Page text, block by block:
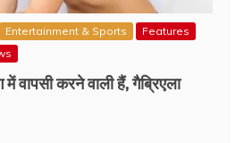
Entertainment & Sports
Features
वापसी करने वाली हैं, गैब्रिएला